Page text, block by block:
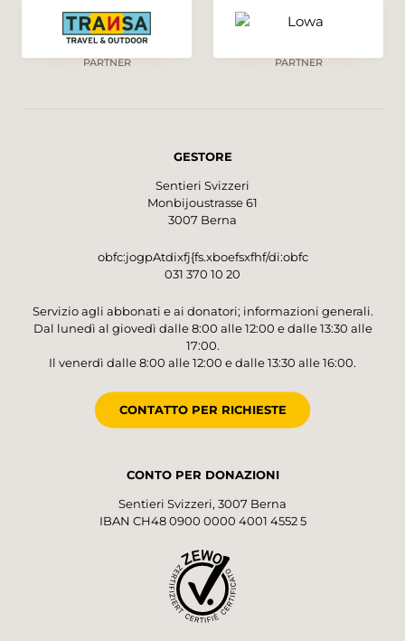
PARTNER PARTNER
GESTORE
Sentieri Svizzeri
Monbijoustrasse 61
3007 Berna
obfc:jogpAtdixfj{fs.xboefsxfhf/di:obfc
031 370 10 20
Servizio agli abbonati e ai donatori; informazioni generali.
Dal lunedì al giovedì dalle 8:00 alle 12:00 e dalle 13:30 alle
17:00.
Il venerdì dalle 8:00 alle 12:00 e dalle 13:30 alle 16:00.
CONTATTO PER RICHIESTE
CONTO PER DONAZIONI
Sentieri Svizzeri, 3007 Berna
IBAN CH48 0900 0000 4001 4552 5